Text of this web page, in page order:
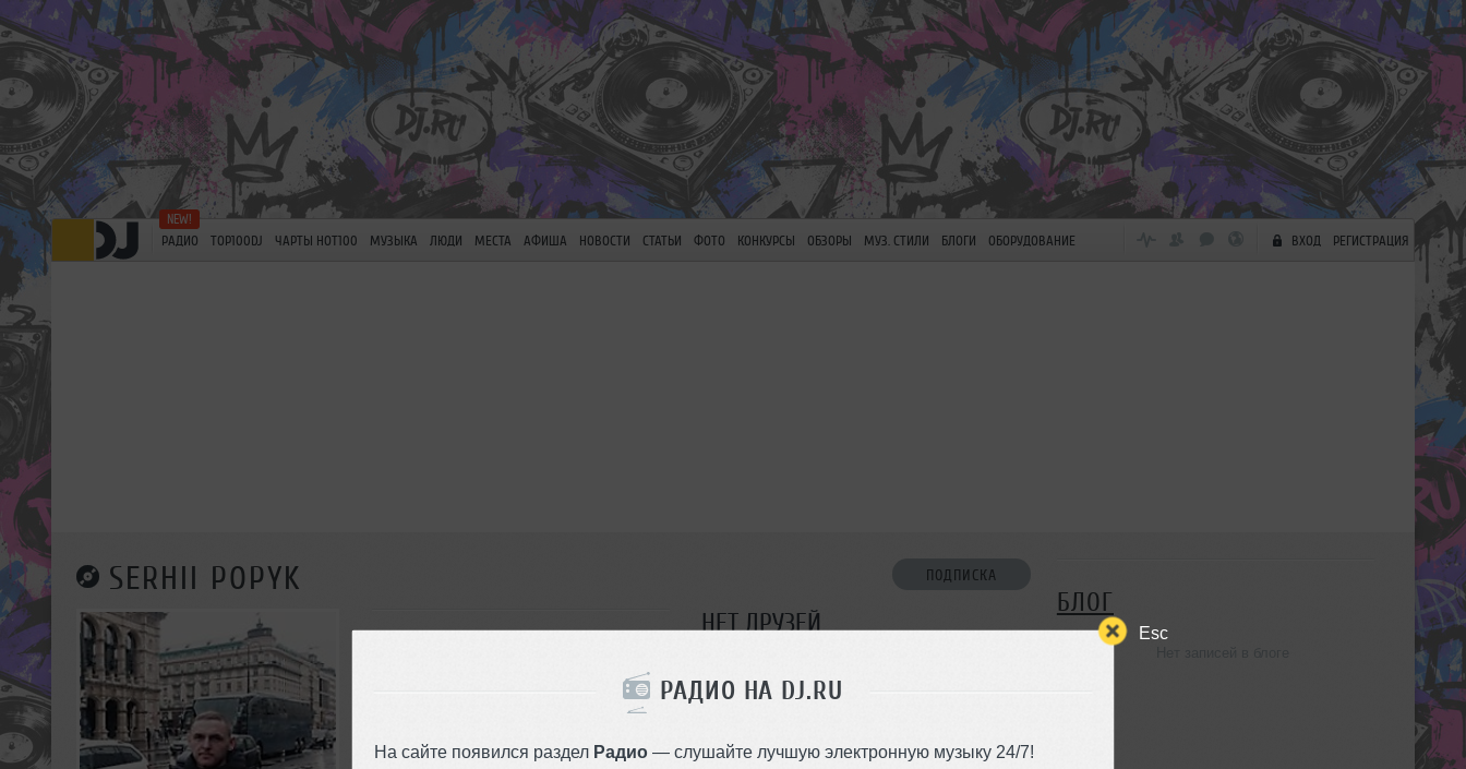
Esc
РАДИО НА DJ.RU
На сайте появился раздел Радио— слушайте лучшую электронную музыку 24/7!
РАДИО TOP100DJ ЧАРТЫ HOT100 МУЗЫКА ЛЮДИ МЕСТА АФИША НОВОСТИ СТАТЬИ ФОТО КОНКУРСЫ ОБЗОРЫ МУЗ. СТИЛИ БЛОГИ ОБОРУДОВАНИЕ ВХОД РЕГИСТРАЦИЯ
SERHII POPYK ПОДПИСКА
НЕТ ДРУЗЕЙ
БЛОГ